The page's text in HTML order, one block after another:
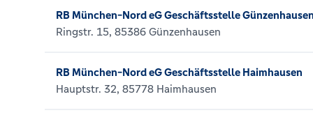
RB München-Nord eG Geschäftsstelle
Ringstr. 15, 85386 Günzenhausen
RB München-Nord eG Geschäftsstelle Haimhausen
Hauptstr. 32, 85778 Haimhausen